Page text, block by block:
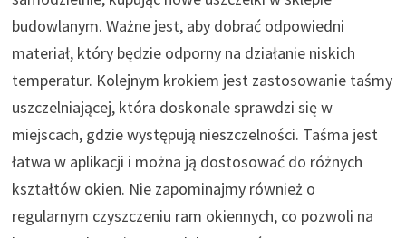
budowlanym. Ważne jest, aby dobrać odpowiedni
materiał, który będzie odporny na działanie niskich
temperatur. Kolejnym krokiem jest zastosowanie taśmy
uszczelniającej, która doskonale sprawdzi się w
miejscach, gdzie występują nieszczelności. Taśma jest
łatwa w aplikacji i można ją dostosować do różnych
kształtów okien. Nie zapominajmy również o
regularnym czyszczeniu ram okiennych, co pozwoli na